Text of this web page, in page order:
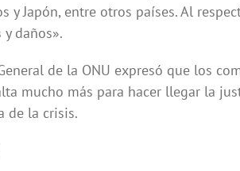
y Japón, entre otros países. Al
daños».
de la ONU expresó que los
mucho más para hacer llegar la
de la crisis.